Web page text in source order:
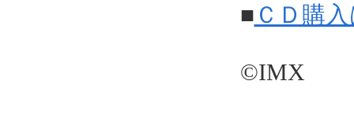
■ ＣＤ購
©IMX